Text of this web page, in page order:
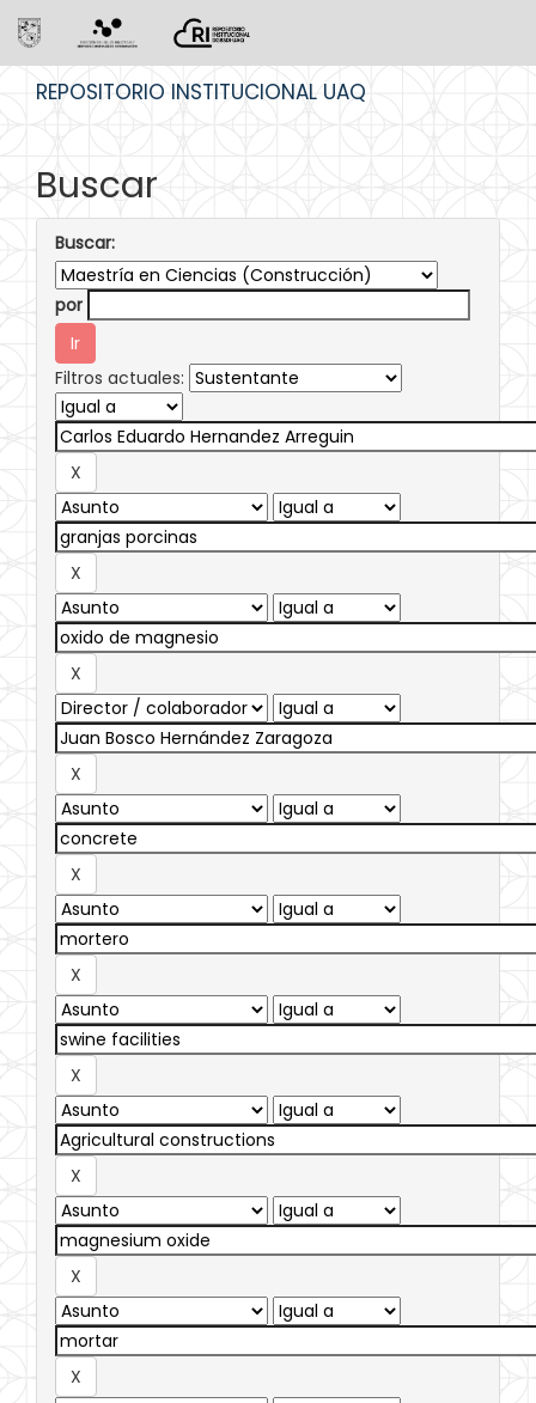
REPOSITORIO INSTITUCIONAL UAQ
Buscar
Buscar:
por
Filtros actuales: